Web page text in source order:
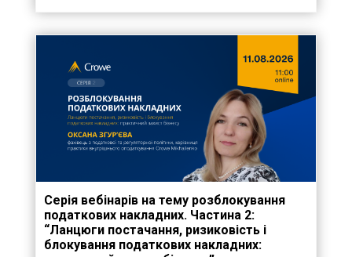
Серія вебінарів на тему розблокування
податкових накладних. Частина 2:
“Ланцюги постачання, ризиковість і
блокування податкових накладних: